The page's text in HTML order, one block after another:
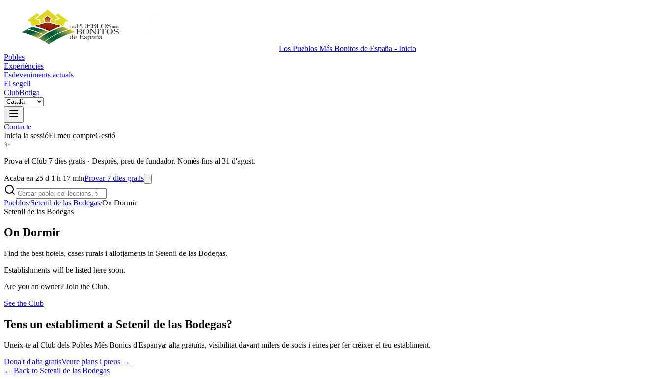
Los Pueblos Más Bonitos de España - Inicio
Pobles
Experiències
Esdeveniments actuals
El segell
ClubBotiga
Contacte
Inicia la sessióEl meu compteGestió
✨
Prova el Club 7 dies gratis · Després, preu de fundador. Només fins al 31 d'agost.
Acaba en 25 d 1 h 17 minProvar 7 dies gratis
Pueblos/Setenil de las Bodegas/On Dormir
Setenil de las Bodegas
On Dormir
Find the best hotels, cases rurals i allotjaments in Setenil de las Bodegas.
Establishments will be listed here soon.
Are you an owner? Join the Club.
See the Club
Tens un establiment a Setenil de las Bodegas?
Uneix-te al Club dels Pobles Més Bonics d'Espanya: alta gratuïta, visibilitat davant milers de socis i eines per fer créixer el teu establiment.
Dona't d'alta gratisVeure plans i preus →
← Back to Setenil de las Bodegas